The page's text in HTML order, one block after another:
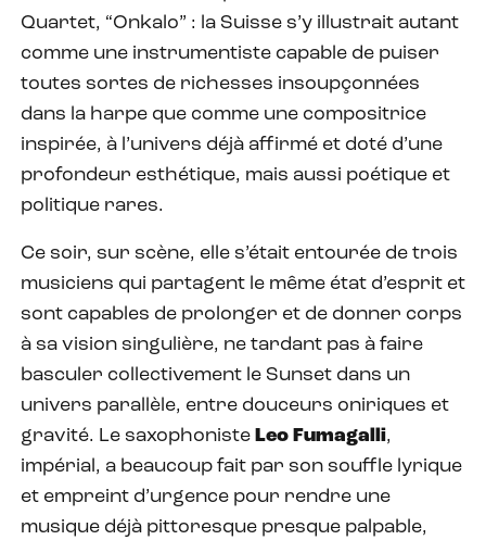
Quartet, “Onkalo” : la Suisse s’y illustrait autant
comme une instrumentiste capable de puiser
toutes sortes de richesses insoupçonnées
dans la harpe que comme une compositrice
inspirée, à l’univers déjà affirmé et doté d’une
profondeur esthétique, mais aussi poétique et
politique rares.
Ce soir, sur scène, elle s’était entourée de trois
musiciens qui partagent le même état d’esprit et
sont capables de prolonger et de donner corps
à sa vision singulière, ne tardant pas à faire
basculer collectivement le Sunset dans un
univers parallèle, entre douceurs oniriques et
gravité. Le saxophoniste Leo Fumagalli,
impérial, a beaucoup fait par son souffle lyrique
et empreint d’urgence pour rendre une
musique déjà pittoresque presque palpable,